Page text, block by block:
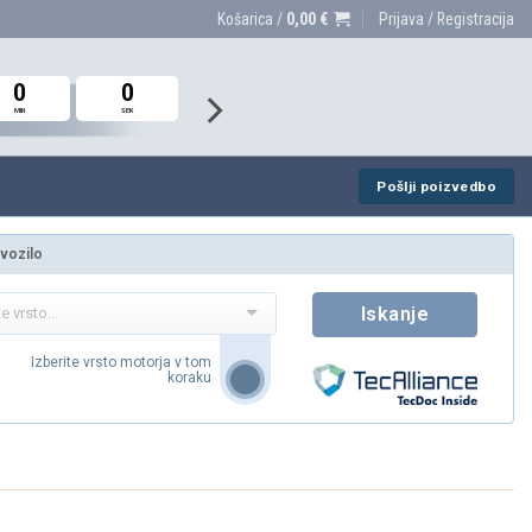
Košarica / 0,00 € Prijava / Registracija
0
MIN
0
SEK
0
MIN
0
SEK
0
MIN
0
SEK
Pošlji poizvedbo
Izberite vrsto motorja v tom
koraku
Iskanje